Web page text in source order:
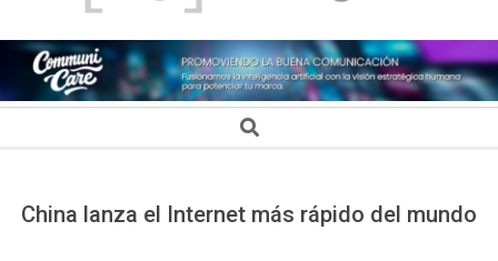
ACTUALIDAD
DIGITAL Search
China lanza el Internet más rápido del mundo